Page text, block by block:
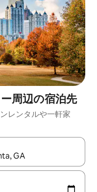
周⁠辺⁠の宿⁠泊⁠先
レ⁠ン⁠タ⁠ルや一⁠軒⁠家
印キーを使って移動するか